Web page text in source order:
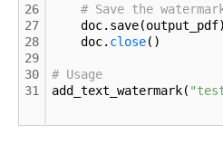
26
27
28
29
30
31
# Save the
doc.save(output_pdf)
doc. close()
# Usage
add_text_watermark(